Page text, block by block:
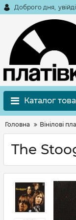
Доброго дня,
Каталог
Головна Вінілові
The